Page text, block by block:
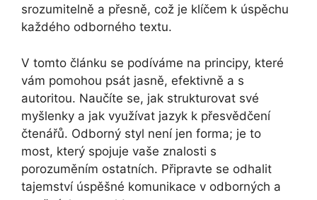
srozumitelně a přesně, což je klíčem k úspěchu
každého odborného textu.
V tomto článku se podíváme na principy, které
vám pomohou psát jasně, efektivně a s
autoritou. Naučíte se, jak strukturovat své
myšlenky a jak využívat jazyk k přesvědčení
čtenářů. Odborný styl není jen forma; je to
most, který spojuje vaše znalosti s
porozuměním ostatních. Připravte se odhalit
tajemství úspěšné komunikace v odborných a